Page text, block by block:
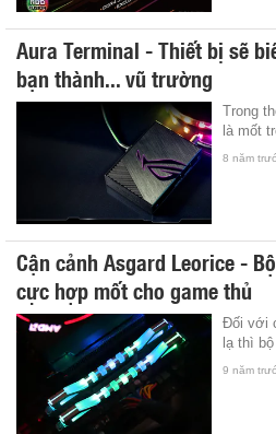
Aura Terminal - Thiết bị sẽ
bạn thành... vũ trường
Trong
là mốt
8 năm
Cận cảnh Asgard Leorice -
cực hợp mốt cho game thủ
Đối với
lạ thì
9 năm